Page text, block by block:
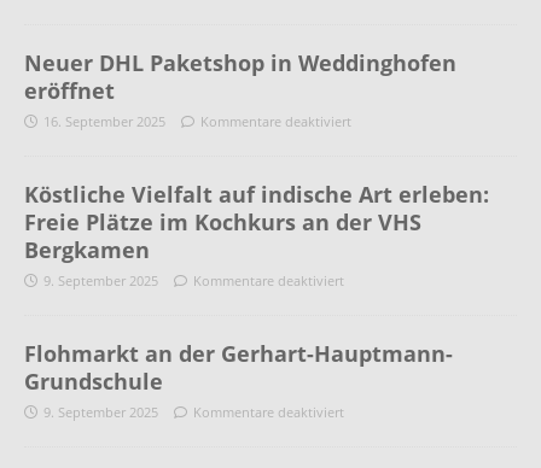
Neuer DHL Paketshop in Weddinghofen
eröffnet
16. September 2025 Kommentare deaktiviert
Köstliche Vielfalt auf indische Art erleben:
Freie Plätze im Kochkurs an der VHS
Bergkamen
9. September 2025 Kommentare deaktiviert
Flohmarkt an der Gerhart-Hauptmann-
Grundschule
9. September 2025 Kommentare deaktiviert